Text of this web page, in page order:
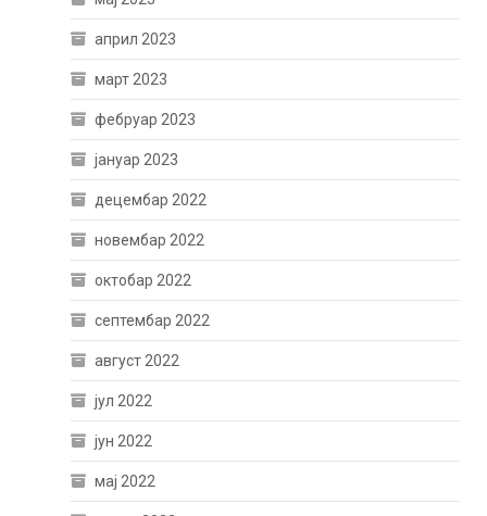
април 2023
март 2023
фебруар 2023
јануар 2023
децембар 2022
новембар 2022
октобар 2022
септембар 2022
август 2022
јул 2022
јун 2022
мај 2022